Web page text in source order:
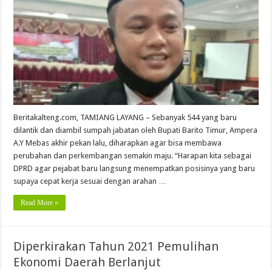
Beritakalteng.com, TAMIANG LAYANG – Sebanyak 544 yang baru
dilantik dan diambil sumpah jabatan oleh Bupati Barito Timur, Ampera
A.Y Mebas akhir pekan lalu, diharapkan agar bisa membawa
perubahan dan perkembangan semakin maju. “Harapan kita sebagai
DPRD agar pejabat baru langsung menempatkan posisinya yang baru
supaya cepat kerja sesuai dengan arahan …
Read More »
Diperkirakan Tahun 2021 Pemulihan
Ekonomi Daerah Berlanjut